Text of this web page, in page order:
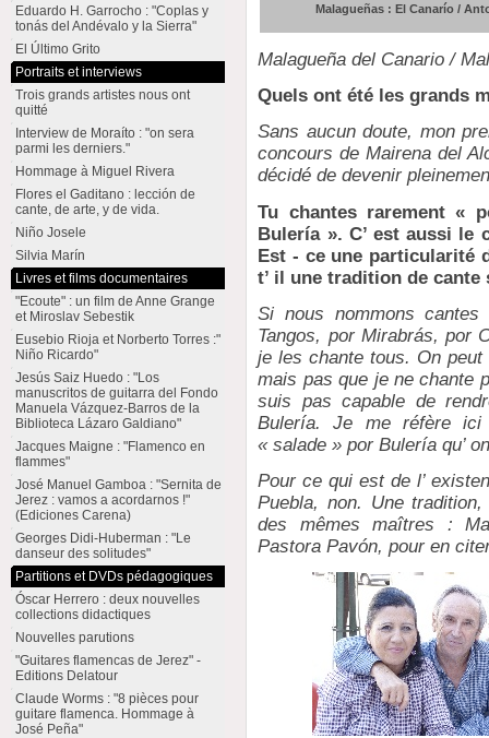
Malagueñas : El Canarío /
Malagueña del Canario /
Quels ont été les grands
Sans aucun doute, mon
concours de Mairena del
décidé de devenir
Tu chantes rarement «
Bulería ». C’ est aussi le
Est - ce une particularité
t’ il une tradition de cante
Si nous nommons
Tangos, por Mirabrás, por
je les chante tous. On
mais pas que je ne chante
suis pas capable de
Bulería. Je me réfère
« salade » por Bulería qu’
Pour ce qui est de l’
Puebla, non. Une
des mêmes maîtres :
Pastora Pavón, pour en
Eduardo H. Garrocho : "Coplas y
tonás del Andévalo y la Sierra"
El Último Grito
Portraits et interviews
Trois grands artistes nous ont
quitté
Interview de Moraíto : "on sera
parmi les derniers."
Hommage à Miguel Rivera
Flores el Gaditano : lección de
cante, de arte, y de vida.
Niño Josele
Silvia Marín
Livres et films documentaires
"Ecoute" : un film de Anne Grange
et Miroslav Sebestik
Eusebio Rioja et Norberto Torres :"
Niño Ricardo"
Jesús Saiz Huedo : "Los
manuscritos de guitarra del Fondo
Manuela Vázquez-Barros de la
Biblioteca Lázaro Galdiano"
Jacques Maigne : "Flamenco en
flammes"
José Manuel Gamboa : "Sernita de
Jerez : vamos a acordarnos !"
(Ediciones Carena)
Georges Didi-Huberman : "Le
danseur des solitudes"
Partitions et DVDs pédagogiques
Óscar Herrero : deux nouvelles
collections didactiques
Nouvelles parutions
"Guitares flamencas de Jerez" -
Editions Delatour
Claude Worms : "8 pièces pour
guitare flamenca. Hommage à
José Peña"